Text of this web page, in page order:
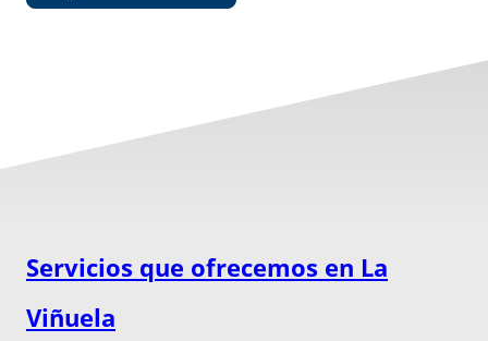
Servicios que ofrecemos en La
Viñuela